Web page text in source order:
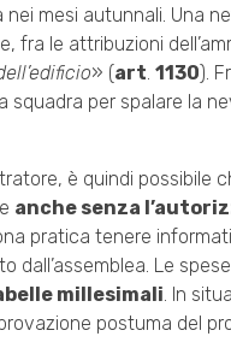
mesi autunnali. Una
fra le attribuzioni
» (art 1130).
squadra per spalare la
è quindi possibile
anche senza
pratica tenere
dall’assemblea. Le
millesimali . In
postuma del